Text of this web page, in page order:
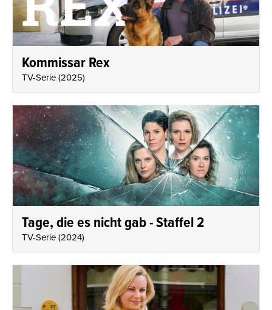
Kommissar Rex
TV-Serie(2025)
Tage, die es nicht gab - Staffel 2
TV-Serie(2024)